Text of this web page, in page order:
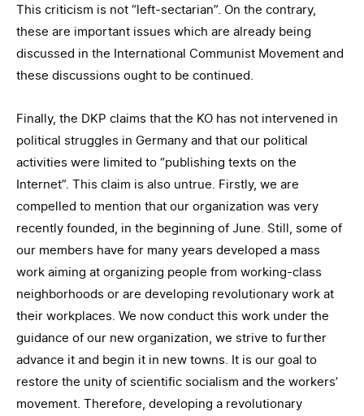
This criticism is not “left-sectarian”. On the contrary,
these are important issues which are already being
discussed in the International Communist Movement and
these discussions ought to be continued.
Finally, the DKP claims that the KO has not intervened in
political struggles in Germany and that our political
activities were limited to “publishing texts on the
Internet”. This claim is also untrue. Firstly, we are
compelled to mention that our organization was very
recently founded, in the beginning of June. Still, some of
our members have for many years developed a mass
work aiming at organizing people from working-class
neighborhoods or are developing revolutionary work at
their workplaces. We now conduct this work under the
guidance of our new organization, we strive to further
advance it and begin it in new towns. It is our goal to
restore the unity of scientific socialism and the workers’
movement. Therefore, developing a revolutionary